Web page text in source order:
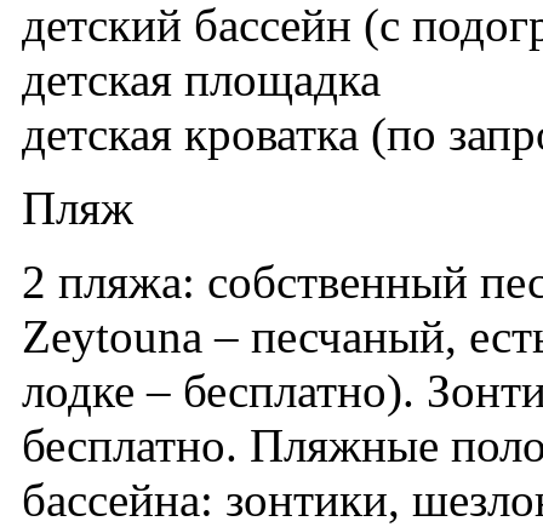
детский бассейн (с
детская площадка
детская кроватка (по
Пляж
2 пляжа: собственный
Zeytouna – песчаный,
лодке – бесплатно).
бесплатно. Пляжные
бассейна: зонтики,